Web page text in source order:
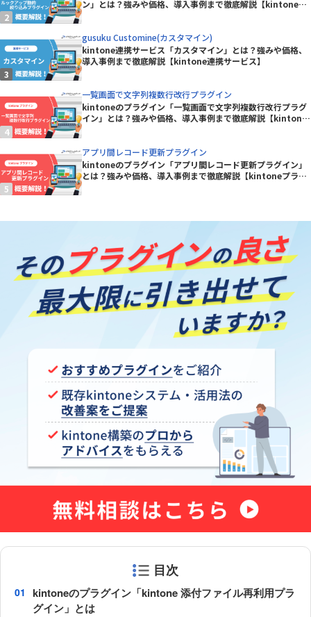
ン」とは？強みや価格、導入事例まで徹底解説【kintoneプ
gusuku Customine(カスタマイン)
kintone連携サービス「カスタマイン」とは？強みや価格、
導入事例まで徹底解説【kintone連携サービス】
一覧画面で文字列複数行改行プラグイン
kintoneのプラグイン「一覧画面で文字列複数行改行プラグ
イン」とは？強みや価格、導入事例まで徹底解説【kintone
アプリ間レコード更新プラグイン
kintoneのプラグイン「アプリ間レコード更新プラグイン」
とは？強みや価格、導入事例まで徹底解説【kintoneプラグ
目次
kintoneのプラグイン「kintone 添付ファイル再利用プラ
グイン」とは